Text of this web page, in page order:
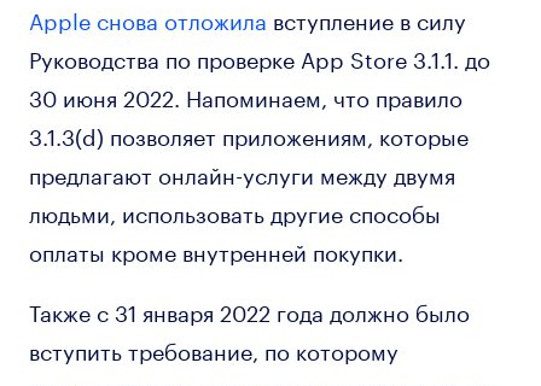
Apple снова отложила вступление в силу
Руководства по проверке App Store 3.1.1. до
30 июня 2022. Напоминаем, что правило
3.1.3(d) позволяет приложениям, которые
предлагают онлайн-услуги между двумя
людьми, использовать другие способы
оплаты кроме внутренней покупки.
Также с 31 января 2022 года должно было
вступить требование, по которому